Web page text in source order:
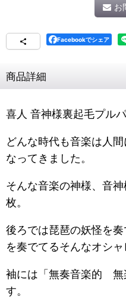
お
Facebookでシェア
商品詳細
喜人 音神様裏起毛プルパ
どんな時代も音楽は人
なってきました。
そんな音楽の神様、音
枚。
後ろでは琵琶の妖怪を
を奏でてるそんなオシャ
袖には「無奏音楽的 無
す。